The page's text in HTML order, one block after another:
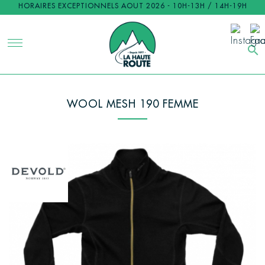
HORAIRES EXCEPTIONNELS AOUT 2026 - 10H-13H / 14H-19H
search
WOOL MESH 190 FEMME